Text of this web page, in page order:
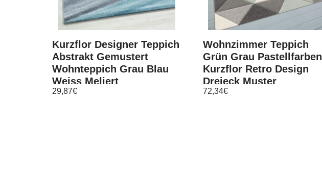
Kurzflor Designer Teppich
Abstrakt Gemustert
Wohnteppich Grau Blau
Weiss Meliert
29,87€
Wohnzimmer Teppich
Grün Grau Pastellfarben
Kurzflor Retro Design
Dreieck Muster
72,34€